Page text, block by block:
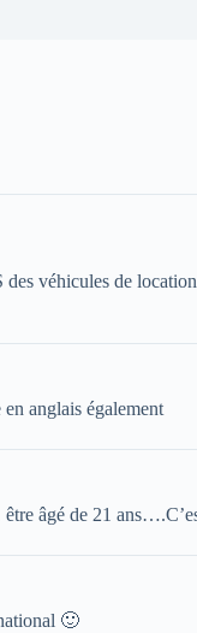
véhicules de
anglais également
âgé de 21
🙂